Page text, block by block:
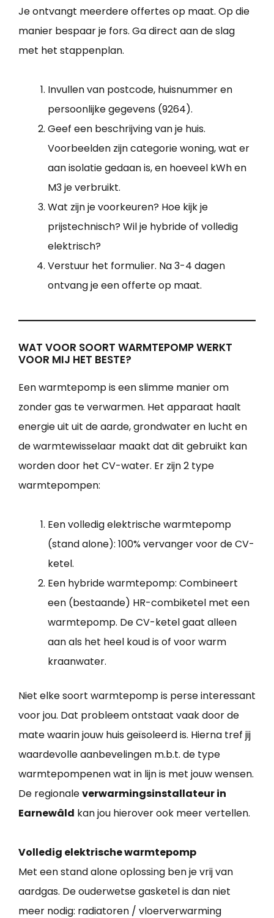
Je ontvangt meerdere offertes op maat. Op die
manier bespaar je fors. Ga direct aan de slag
met het stappenplan.
Invullen van postcode, huisnummer en
persoonlijke gegevens (9264).
Geef een beschrijving van je huis.
Voorbeelden zijn categorie woning, wat er
aan isolatie gedaan is, en hoeveel kWh en
M3 je verbruikt.
Wat zijn je voorkeuren? Hoe kijk je
prijstechnisch? Wil je hybride of volledig
elektrisch?
Verstuur het formulier. Na 3-4 dagen
ontvang je een offerte op maat.
WAT VOOR SOORT WARMTEPOMP WERKT
VOOR MIJ HET BESTE?
Een warmtepomp is een slimme manier om
zonder gas te verwarmen. Het apparaat haalt
energie uit uit de aarde, grondwater en lucht en
de warmtewisselaar maakt dat dit gebruikt kan
worden door het CV-water. Er zijn 2 type
warmtepompen:
Een volledig elektrische warmtepomp
(stand alone): 100% vervanger voor de CV-
ketel.
Een hybride warmtepomp: Combineert
een (bestaande) HR-combiketel met een
warmtepomp. De CV-ketel gaat alleen
aan als het heel koud is of voor warm
kraanwater.
Niet elke soort warmtepomp is perse interessant
voor jou. Dat probleem ontstaat vaak door de
mate waarin jouw huis geïsoleerd is. Hierna tref jij
waardevolle aanbevelingen m.b.t. de type
warmtepompenen wat in lijn is met jouw wensen.
De regionaleverwarmingsinstallateur in
Earnewâld kan jou hierover ook meer vertellen.
Volledig elektrische warmtepomp
Met een stand alone oplossing ben je vrij van
aardgas. De ouderwetse gasketel is dan niet
meer nodig: radiatoren / vloerverwarming